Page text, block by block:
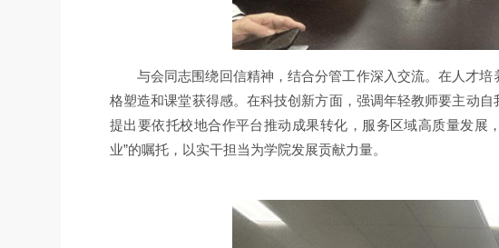
与会同志围绕回信精神，结合分管工作深入交流。在人才
格塑造和课堂获得感。在科技创新方面，强调年轻教师要主动
提出要依托校地合作平台推动成果转化，服务区域高质量发展
业”的嘱托，以实干担当为学院发展贡献力量。